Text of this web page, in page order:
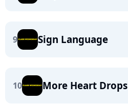
9 Sign Language
10 More Heart Drops